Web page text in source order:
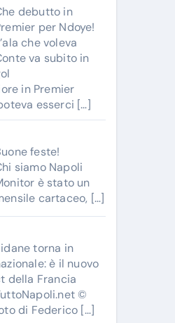
debutto in
per Ndoye!
che voleva
va subito in
in Premier
esserci […]
feste!
siamo Napoli
è stato un
cartaceo, […]
torna in
è il nuovo
della Francia
©
di Federico […]